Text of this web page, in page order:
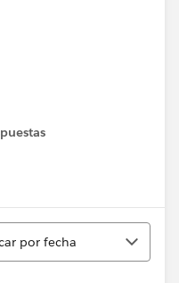
por fecha